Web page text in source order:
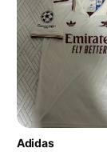
Adidas